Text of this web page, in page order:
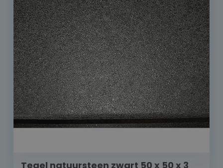
Tegel natuursteen zwart 50 x 50 x 3